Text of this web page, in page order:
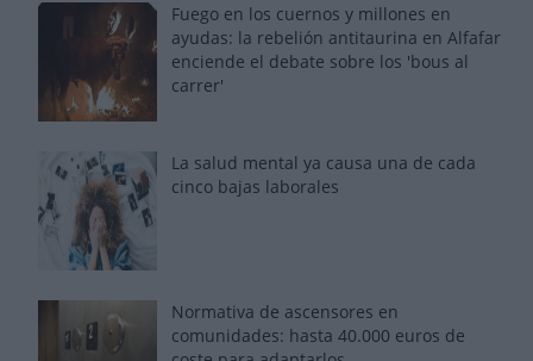
Fuego en los cuernos y millones en
ayudas: la rebelión antitaurina en Alfafar
enciende el debate sobre los 'bous al
carrer'
La salud mental ya causa una de cada
cinco bajas laborales
Normativa de ascensores en
comunidades: hasta 40.000 euros de